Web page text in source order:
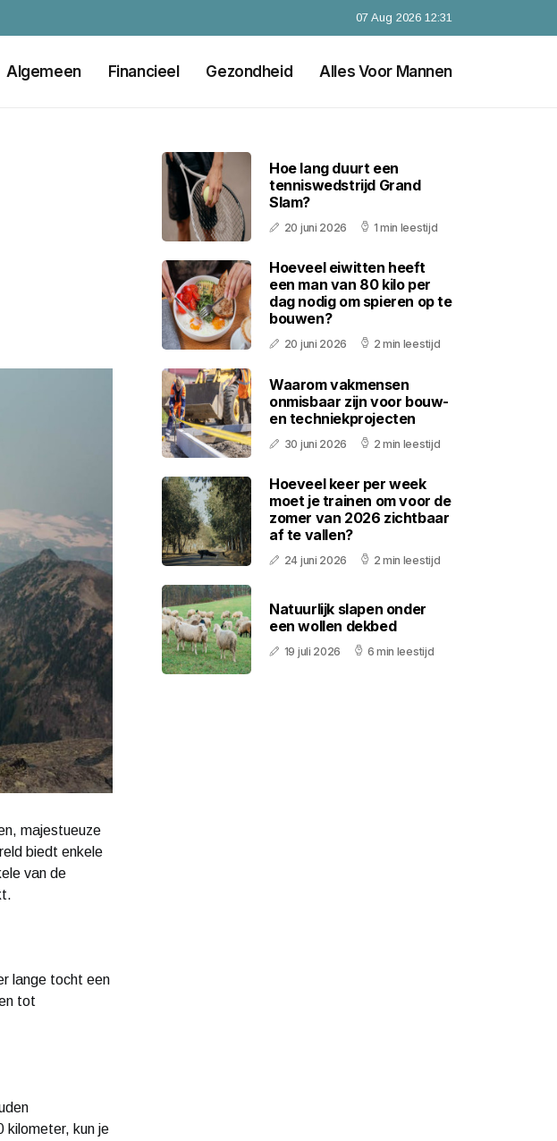
07 Aug 2026 12:31
Algemeen Financieel Gezondheid Alles Voor Mannen
majestueuze
biedt enkele
van de
lange tocht een
tot
kilometer, kun je
Hoe lang duurt een
tenniswedstrijd Grand
Slam?
20 juni 2026 1 min leestijd
Hoeveel eiwitten heeft
een man van 80 kilo per
dag nodig om spieren op te
bouwen?
20 juni 2026 2 min leestijd
Waarom vakmensen
onmisbaar zijn voor bouw-
en techniekprojecten
30 juni 2026 2 min leestijd
Hoeveel keer per week
moet je trainen om voor de
zomer van 2026 zichtbaar
af te vallen?
24 juni 2026 2 min leestijd
Natuurlijk slapen onder
een wollen dekbed
19 juli 2026 6 min leestijd